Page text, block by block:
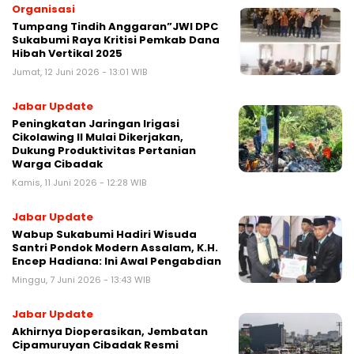
Organisasi
Tumpang Tindih Anggaran”JWI DPC
Sukabumi Raya Kritisi Pemkab Dana
Hibah Vertikal 2025
Jumat, 12 Juni 2026 - 13:01 WIB
Jabar Update
Peningkatan Jaringan Irigasi
Cikolawing II Mulai Dikerjakan,
Dukung Produktivitas Pertanian
Warga Cibadak
Kamis, 11 Juni 2026 - 12:28 WIB
Jabar Update
‎Wabup Sukabumi Hadiri Wisuda
Santri Pondok Modern Assalam, K.H.
Encep Hadiana: Ini Awal Pengabdian‎
Minggu, 7 Juni 2026 - 13:43 WIB
Jabar Update
Akhirnya Dioperasikan, Jembatan
Cipamuruyan Cibadak Resmi